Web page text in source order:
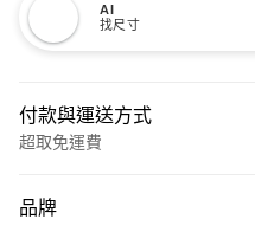
AI
找尺寸
付款與運送方式
超取免運費
信用卡一次付款
品牌